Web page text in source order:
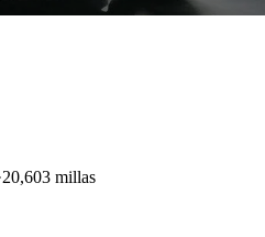
20,603 millas